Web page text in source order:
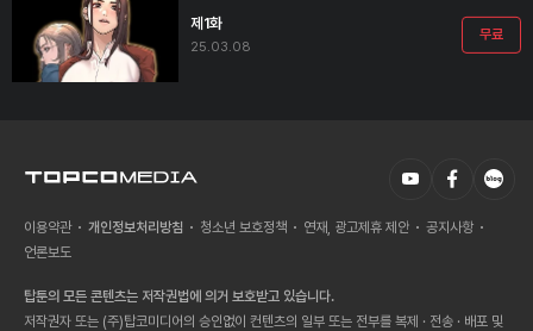
제1화
25.03.08
무료
이용약관 개인정보처리방침 청소년 보호정책 연재, 광고제휴 제안
공지사항
언론보도
탑툰의 모든 콘텐츠는 저작권법에 의거 보호받고 있습니다.
저작권자 또는 (주)탑코미디어의 승인없이 컨텐츠의 일부 또는 전부를 복제 · 전송 · 배포 및